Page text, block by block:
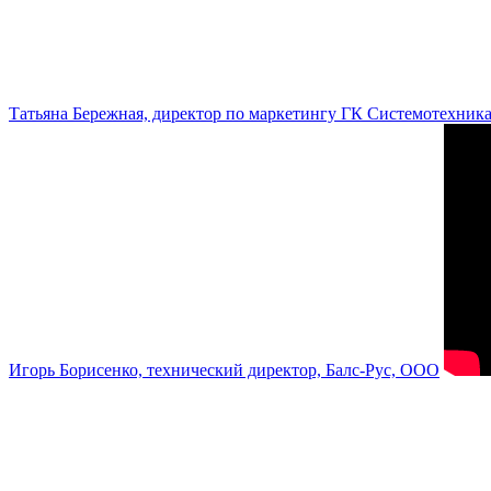
Татьяна Бережная, директор по маркетингу ГК Системотехника
Игорь Борисенко, технический директор, Балс-Рус, ООО